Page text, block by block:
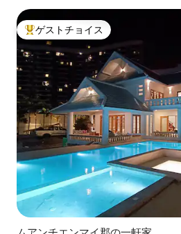
大好評のゲストチョイスです。
ゲストチョイス